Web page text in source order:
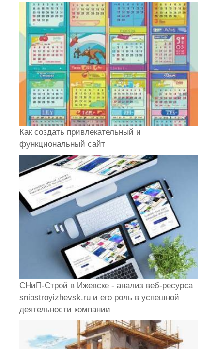
Как создать привлекательный и
функциональный сайт
СНиП-Строй в Ижевске - анализ веб-ресурса
snipstroyizhevsk.ru и его роль в успешной
деятельности компании